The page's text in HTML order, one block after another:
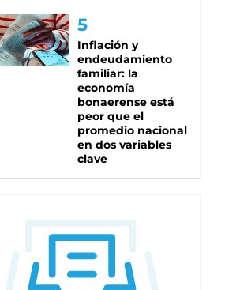
Inflación y
endeudamiento
familiar: la
economía
bonaerense está
peor que el
promedio nacional
en dos variables
clave